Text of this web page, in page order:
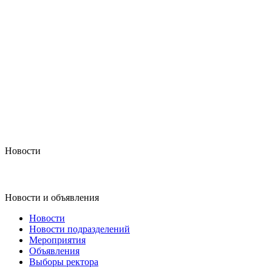
Новости
Новости и объявления
Новости
Новости подразделений
Мероприятия
Объявления
Выборы ректора